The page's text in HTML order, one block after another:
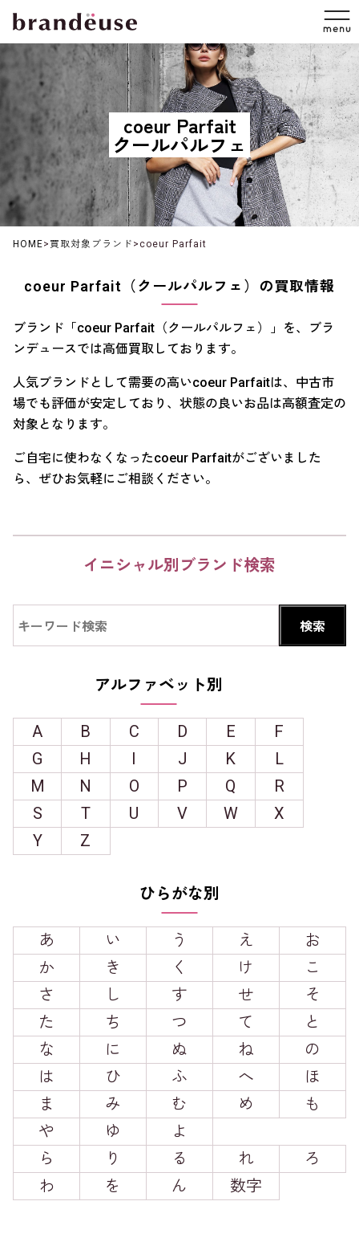
coeur Parfait
クールパルフェ
HOME> 買取対象ブランド >coeur Parfait
coeur Parfait（クールパルフェ）の買取情報
ブランド「coeur Parfait（クールパルフェ）」を、ブラ
ンデュースでは高価買取しております。
人気ブランドとして需要の高いcoeur Parfaitは、中古市
場でも評価が安定しており、状態の良いお品は高額査定の
対象となります。
ご自宅に使わなくなったcoeur Parfaitがございました
ら、ぜひお気軽にご相談ください。
イニシャル別ブランド検索
アルファベット別
A B C D E
F
G
H I J K
L
M
N O P Q
R
S
T U V W
X
Y
Z
ひらがな別
あ い う え
お
か
き く け
こ
さ
し す せ
そ
た
ち つ て
と
な
に ぬ ね
の
は
ひ ふ へ
ほ
ま
み む め
も
や
ゆ
よ
ら
り る れ
ろ
わ
を ん 数字